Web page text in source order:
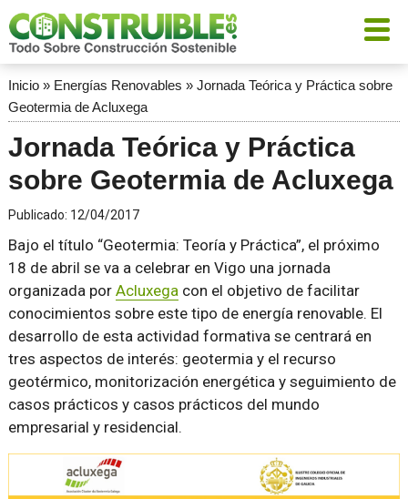
Inicio» Energías Renovables » Jornada Teórica y Práctica sobre
Geotermia de Acluxega
Jornada Teórica y Práctica
sobre Geotermia de Acluxega
Publicado: 12/04/2017
Bajo el título “Geotermia: Teoría y Práctica”, el próximo
18 de abril se va a celebrar en Vigo una jornada
organizada por Acluxegacon el objetivo de facilitar
conocimientos sobre este tipo de energía renovable. El
desarrollo de esta actividad formativa se centrará en
tres aspectos de interés: geotermia y el recurso
geotérmico, monitorización energética y seguimiento de
casos prácticos y casos prácticos del mundo
empresarial y residencial.